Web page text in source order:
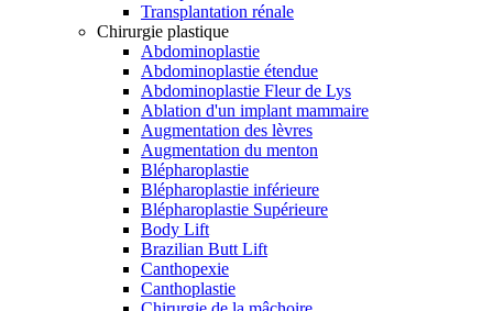
Transplantation rénale
Chirurgie plastique
Abdominoplastie
Abdominoplastie étendue
Abdominoplastie Fleur de Lys
Ablation d'un implant mammaire
Augmentation des lèvres
Augmentation du menton
Blépharoplastie
Blépharoplastie inférieure
Blépharoplastie Supérieure
Body Lift
Brazilian Butt Lift
Canthopexie
Canthoplastie